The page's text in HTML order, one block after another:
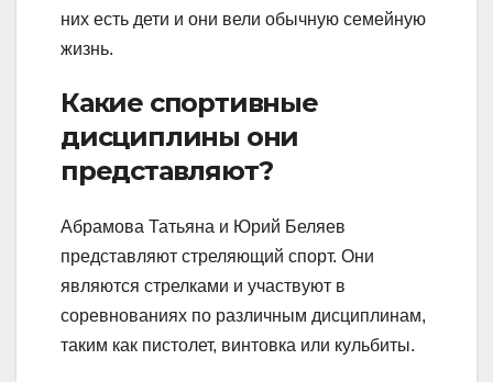
них есть дети и они вели обычную семейную
жизнь.
Какие спортивные
дисциплины они
представляют?
Абрамова Татьяна и Юрий Беляев
представляют стреляющий спорт. Они
являются стрелками и участвуют в
соревнованиях по различным дисциплинам,
таким как пистолет, винтовка или кульбиты.